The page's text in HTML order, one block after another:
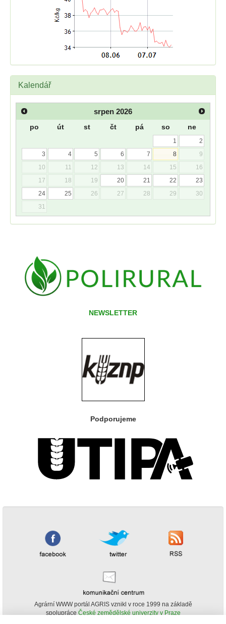
Kalendář
srpen 2026
po út st čt pá so ne
1
2
3
4 5 6 7 8
9
10
11 12 13 14 15
16
17
18 19 20 21 22
23
24
25 26 27 28 29
30
31
NEWSLETTER
Podporujeme
Agrární WWW portál AGRIS vznikl v roce 1999 na základě
spolupráce České zemědělské univerzity v Praze